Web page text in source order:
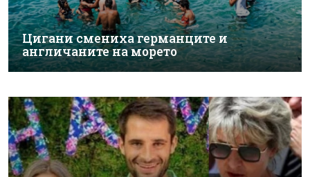
Цигани смениха германците и
англичаните на морето